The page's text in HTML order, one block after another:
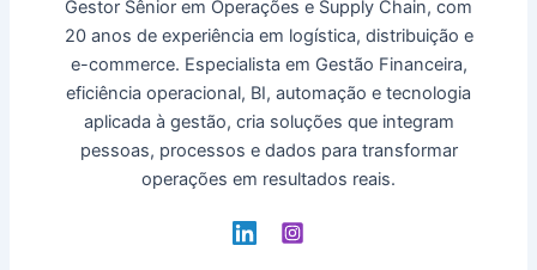
Gestor Sênior em Operações e Supply Chain, com
20 anos de experiência em logística, distribuição e
e-commerce. Especialista em Gestão Financeira,
eficiência operacional, BI, automação e tecnologia
aplicada à gestão, cria soluções que integram
pessoas, processos e dados para transformar
operações em resultados reais.